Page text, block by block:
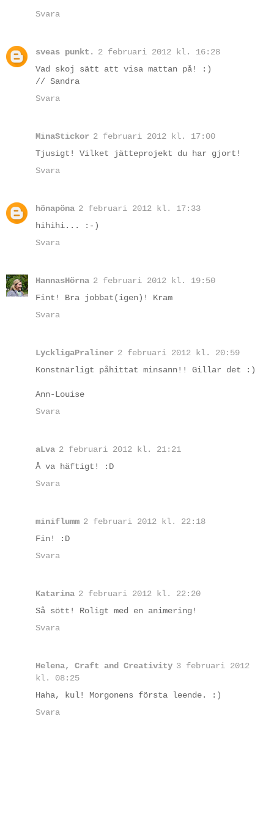
Svara
sveas punkt.
2 februari 2012 kl. 16:28
Vad skoj sätt att visa mattan på! :)
// Sandra
Svara
MinaStickor 2 februari 2012 kl. 17:00
Tjusigt! Vilket jätteprojekt du har gjort!
Svara
hönapöna 2 februari 2012 kl. 17:33
hihihi... :-)
Svara
HannasHörna 2 februari 2012 kl. 19:50
Fint! Bra jobbat(igen)! Kram
Svara
LyckligaPraliner 2 februari 2012 kl. 20:59
Konstnärligt påhittat minsann!! Gillar det :)
Ann-Louise
Svara
aLva 2 februari 2012 kl. 21:21
Å va häftigt! :D
Svara
miniflumm 2 februari 2012 kl. 22:18
Fin! :D
Svara
Katarina 2 februari 2012 kl. 22:20
Så sött! Roligt med en animering!
Svara
Helena, Craft and Creativity 3 februari 2012
kl. 08:25
Haha, kul! Morgonens första leende. :)
Svara